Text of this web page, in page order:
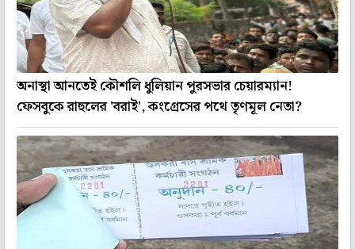
অনাস্থা আনতেই কৌশলি ধুলিয়ান পুরসভার চেয়ারম্যান!
ফেসবুকে রাহুলের 'বরাই', কংগ্রেসের পথে তৃণমূল নেতা?